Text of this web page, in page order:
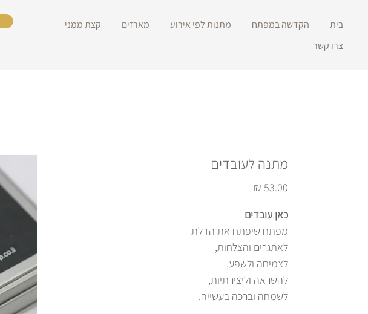
בית הקדשה במפתח מתנות לפי אירוע מארזים
קצת ממני
צרו קשר
מתנה לעובדים
כאן עובדים
מפתח שיפתח את הדלת
לאתגרים והצלחות,
לצמיחה ולשפע,
להשראה וליצירתיות,
לשמחה וברכה בעשייה.